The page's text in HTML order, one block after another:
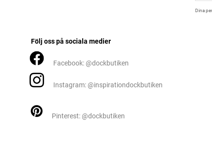
Dina
Följ oss på sociala medier
Facebook: @dockbutiken
Instagram: @inspirationdockbutiken
Pinterest: @dockbutiken